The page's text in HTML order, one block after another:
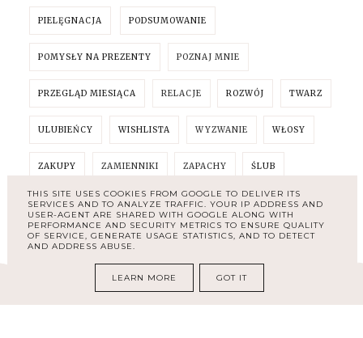
PIELĘGNACJA PODSUMOWANIE
POMYSŁY NA PREZENTY POZNAJ MNIE
PRZEGLĄD MIESIĄCA RELACJE ROZWÓJ TWARZ
ULUBIEŃCY WISHLISTA WYZWANIE WŁOSY
ZAKUPY ZAMIENNIKI ZAPACHY ŚLUB
THIS SITE USES COOKIES FROM GOOGLE TO DELIVER ITS
SERVICES AND TO ANALYZE TRAFFIC. YOUR IP ADDRESS AND
USER-AGENT ARE SHARED WITH GOOGLE ALONG WITH
PERFORMANCE AND SECURITY METRICS TO ENSURE QUALITY
OF SERVICE, GENERATE USAGE STATISTICS, AND TO DETECT
AND ADDRESS ABUSE.
LEARN MORE GOT IT